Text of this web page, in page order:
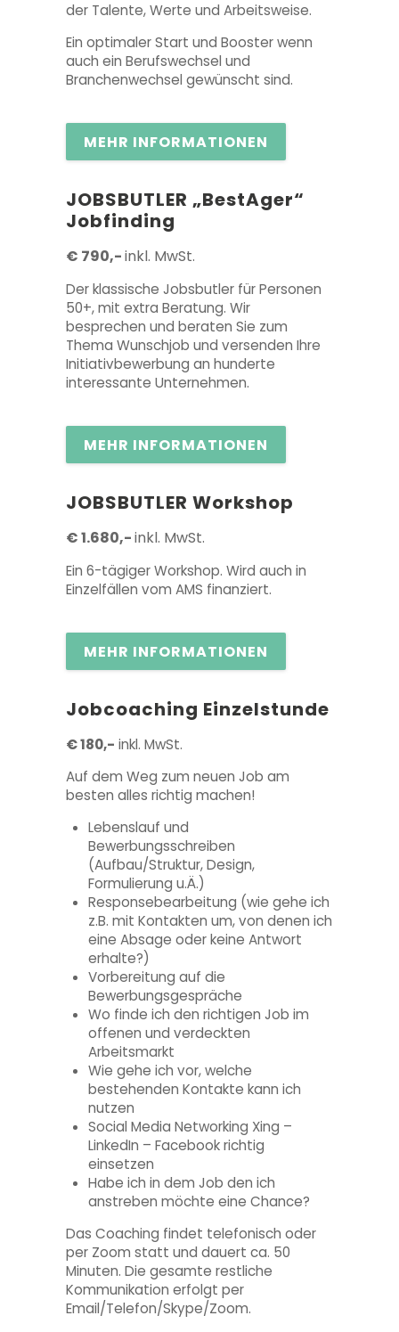
der Talente, Werte und Arbeitsweise.
Ein optimaler Start und Booster wenn
auch ein Berufswechsel und
Branchenwechsel gewünscht sind.
MEHR INFORMATIONEN
JOBSBUTLER „BestAger“
Jobfinding
€ 790,-inkl. MwSt.
Der klassische Jobsbutler für Personen
50+, mit extra Beratung. Wir
besprechen und beraten Sie zum
Thema Wunschjob und versenden Ihre
Initiativbewerbung an hunderte
interessante Unternehmen.
MEHR INFORMATIONEN
JOBSBUTLER Workshop
€ 1.680,-inkl. MwSt.
Ein 6-tägiger Workshop. Wird auch in
Einzelfällen vom AMS finanziert.
MEHR INFORMATIONEN
Jobcoaching Einzelstunde
€ 180,- inkl. MwSt.
Auf dem Weg zum neuen Job am
besten alles richtig machen!
Lebenslauf und
Bewerbungsschreiben
(Aufbau/Struktur, Design,
Formulierung u.Ä.)
Responsebearbeitung (wie gehe ich
z.B. mit Kontakten um, von denen ich
eine Absage oder keine Antwort
erhalte?)
Vorbereitung auf die
Bewerbungsgespräche
Wo finde ich den richtigen Job im
offenen und verdeckten
Arbeitsmarkt
Wie gehe ich vor, welche
bestehenden Kontakte kann ich
nutzen
Social Media Networking Xing –
LinkedIn – Facebook richtig
einsetzen
Habe ich in dem Job den ich
anstreben möchte eine Chance?
Das Coaching findet telefonisch oder
per Zoom statt und dauert ca. 50
Minuten. Die gesamte restliche
Kommunikation erfolgt per
Email/Telefon/Skype/Zoom.